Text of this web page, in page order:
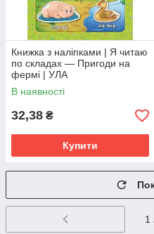
Книжка з наліпками | Я читаю
по складах — Пригоди на
фермі | УЛА
В наявності
32,38 ₴
Купити
1